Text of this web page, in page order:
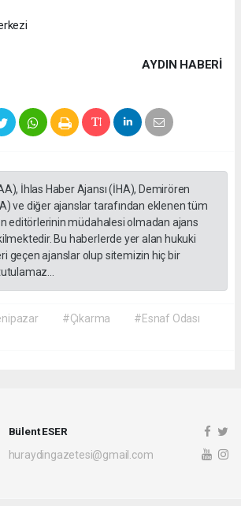
AYDIN HABERİ
İhlas Haber Ajansı (İHA), Demirören
ve diğer ajanslar tarafından eklenen tüm
editörlerinin müdahalesi olmadan ajans
Bu haberlerde yer alan hukuki
geçen ajanslar olup sitemizin hiç bir
#Çıkarma
#Esnaf Odası
Bülent ESER
huraydingazetesi@gmail.com